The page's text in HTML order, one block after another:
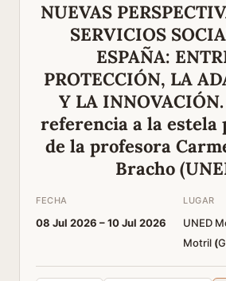
NUEVAS
SERVICIOS
ESPAÑA:
PROTECCIÓN, LA
Y LA
referencia a la estela
de la profesora
Bracho
FECHA
08 Jul 2026 –10 Jul 2026
LUGAR
UNED
Motril (